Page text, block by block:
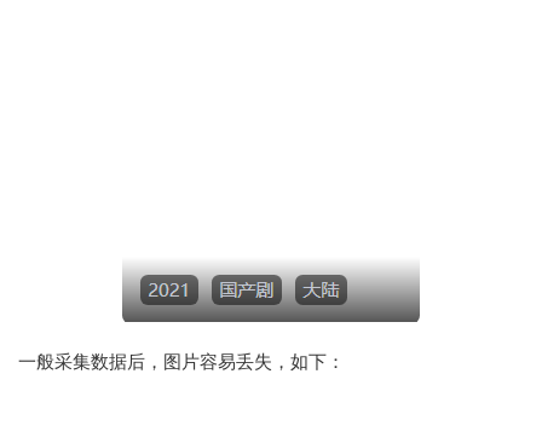
一般采集数据后，图片容易丢失，如下：